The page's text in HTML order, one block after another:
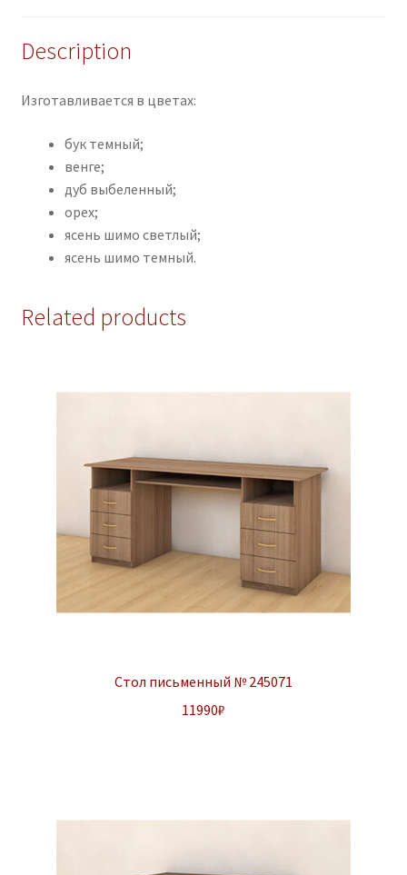
Description
Изготавливается в цветах:
бук темный;
венге;
дуб выбеленный;
орех;
ясень шимо светлый;
ясень шимо темный.
Related products
Стол письменный № 245071
11990₽